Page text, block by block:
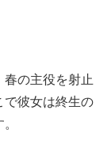
春の主役を射止
で彼女は終生の